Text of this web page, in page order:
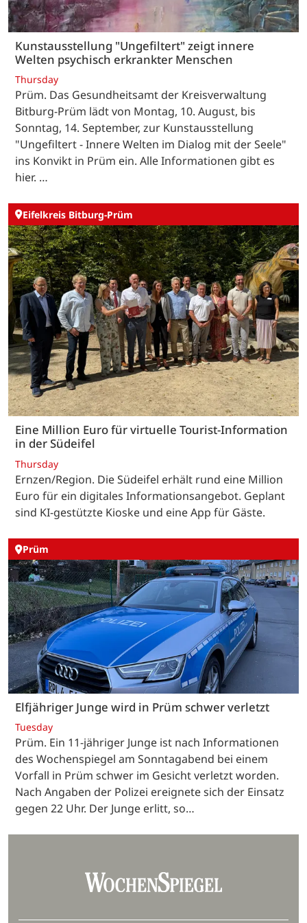
Kunstausstellung "Ungefiltert" zeigt innere
Welten psychisch erkrankter Menschen
Thursday
Prüm. Das Gesundheitsamt der Kreisverwaltung
Bitburg-Prüm lädt von Montag, 10. August, bis
Sonntag, 14. September, zur Kunstausstellung
"Ungefiltert - Innere Welten im Dialog mit der Seele"
ins Konvikt in Prüm ein. Alle Informationen gibt es
hier. …
Eifelkreis Bitburg-Prüm
Eine Million Euro für virtuelle Tourist-Information
in der Südeifel
Thursday
Ernzen/Region. Die Südeifel erhält rund eine Million
Euro für ein digitales Informationsangebot. Geplant
sind KI-gestützte Kioske und eine App für Gäste.
Prüm
Elfjähriger Junge wird in Prüm schwer verletzt
Tuesday
Prüm. Ein 11-jähriger Junge ist nach Informationen
des Wochenspiegel am Sonntagabend bei einem
Vorfall in Prüm schwer im Gesicht verletzt worden.
Nach Angaben der Polizei ereignete sich der Einsatz
gegen 22 Uhr. Der Junge erlitt, so…